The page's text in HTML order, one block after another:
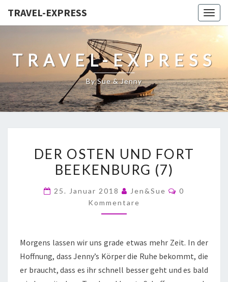
TRAVEL-EXPRESS
TRAVEL-EXPRESS
By Sue & Jenny
DER OSTEN UND FORT
BEEKENBURG (7)
25. Januar 2018 Jen&Sue
0
Kommentare
Morgens lassen wir uns grade etwas mehr Zeit. In der
Hoffnung, dass Jenny’s Körper die Ruhe bekommt, die
er braucht, dass es ihr schnell besser geht und es bald